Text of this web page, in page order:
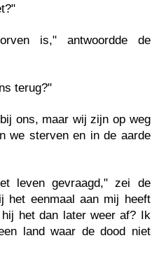
is," antwoordde de
terug?"
ons, maar wij zijn op weg
we sterven en in de aarde
leven gevraagd," zei de
het eenmaal aan mij heeft
het dan later weer af? Ik
land waar de dood niet